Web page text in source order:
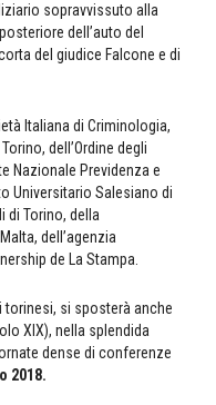
sopravvissuto alla
dell’auto del
del giudice Falcone e di
Italiana di Criminologia,
dell’Ordine degli
Nazionale Previdenza e
Universitario Salesiano di
di Torino, della
dell’agenzia
de La Stampa.
torinesi, si sposterà anche
XIX), nella splendida
dense di conferenze
2018.